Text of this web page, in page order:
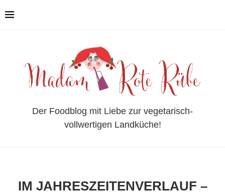
Der Foodblog mit Liebe zur vegetarisch-
vollwertigen Landküche!
IM JAHRESZEITENVERLAUF –